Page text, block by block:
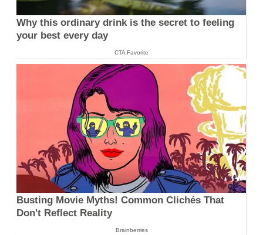
Why this ordinary drink is the secret to feeling
your best every day
CTA Favorite
Busting Movie Myths! Common Clichés That
Don't Reflect Reality
Brainberries